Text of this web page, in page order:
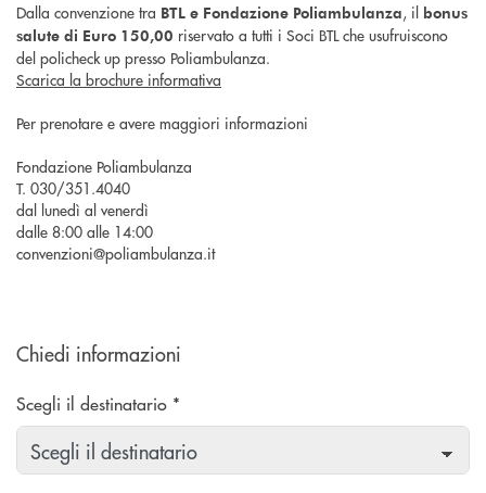
Dalla convenzione tra BTL e Fondazione Poliambulanza, il bonus
salute di Euro 150,00 riservato a tutti i Soci BTL che usufruiscono
del policheck up presso Poliambulanza.
Scarica la brochure informativa
Per prenotare e avere maggiori informazioni
Fondazione Poliambulanza
T. 030/351.4040
dal lunedì al venerdì
dalle 8:00 alle 14:00
convenzioni@poliambulanza.it
Chiedi informazioni
Scegli il destinatario *